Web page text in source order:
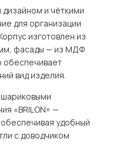
и чёткими
для организации
изготовлен из
фасады — из МДФ
обеспечивает
вид изделия.
«BRILON» —
удобный
с доводчиком